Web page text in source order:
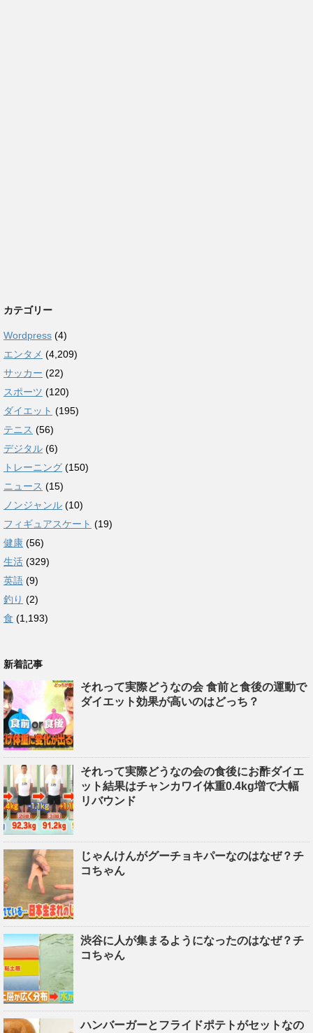
カテゴリー
Wordpress (4)
エンタメ (4,209)
サッカー (22)
スポーツ (120)
ダイエット (195)
テニス (56)
デジタル (6)
トレーニング (150)
ニュース (15)
ノンジャンル (10)
フィギュアスケート (19)
健康 (56)
生活 (329)
英語 (9)
釣り (2)
食 (1,193)
新着記事
それって実際どうなの会 食前と食後の運動で
ダイエット効果が高いのはどっち？
それって実際どうなの会の食後にお酢ダイエ
ット結果はチャンカワイ体重0.4kg増で大幅
リバウンド
じゃんけんがグーチョキパーなのはなぜ？チ
コちゃん
渋谷に人が集まるようになったのはなぜ？チ
コちゃん
ハンバーガーとフライドポテトがセットなの